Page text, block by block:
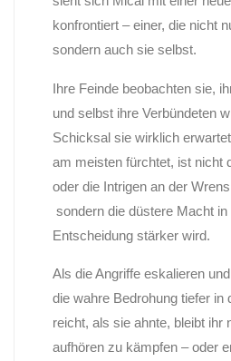
konfrontiert – einer, die nicht
sondern auch sie selbst.
Ihre Feinde beobachten sie,
und selbst ihre Verbündeten
Schicksal sie wirklich
am meisten fürchtet, ist nicht
oder die Intrigen an der
sondern die düstere Macht in
Entscheidung stärker wird.
Als die Angriffe eskalieren
die wahre Bedrohung tiefer in
reicht, als sie ahnte, bleibt ihr
aufhören zu kämpfen – oder